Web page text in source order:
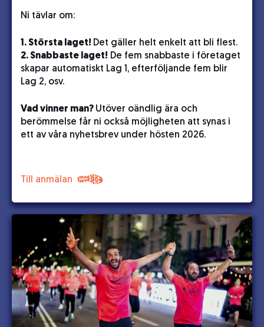
Ni tävlar om:
1. Största laget! Det gäller helt enkelt att bli flest.
2. Snabbaste laget! De fem snabbaste i företaget
skapar automatiskt Lag 1, efterföljande fem blir
Lag 2, osv.
Vad vinner man? Utöver oändlig ära och
berömmelse får ni också möjligheten att synas i
ett av våra nyhetsbrev under hösten 2026.
Till anmälan